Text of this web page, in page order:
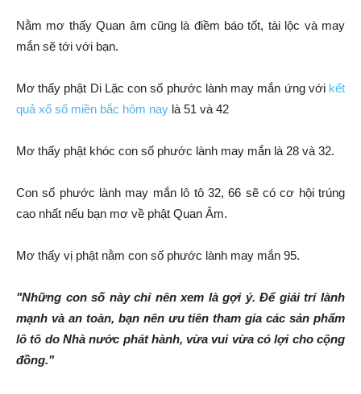
Nằm mơ thấy Quan âm cũng là điềm báo tốt, tài lộc và may
mắn sẽ tới với bạn.
Mơ thấy phật Di Lặc con số phước lành may mắn ứng với kết
quả xổ số miền bắc hôm nay là 51 và 42
Mơ thấy phật khóc con số phước lành may mắn là 28 và 32.
Con số phước lành may mắn lô tô 32, 66 sẽ có cơ hội trúng
cao nhất nếu bạn mơ về phật Quan Âm.
Mơ thấy vị phật nằm con số phước lành may mắn 95.
"Những con số này chỉ nên xem là gợi ý. Để giải trí lành
mạnh và an toàn, bạn nên ưu tiên tham gia các sản phẩm
lô tô do Nhà nước phát hành, vừa vui vừa có lợi cho cộng
đồng."